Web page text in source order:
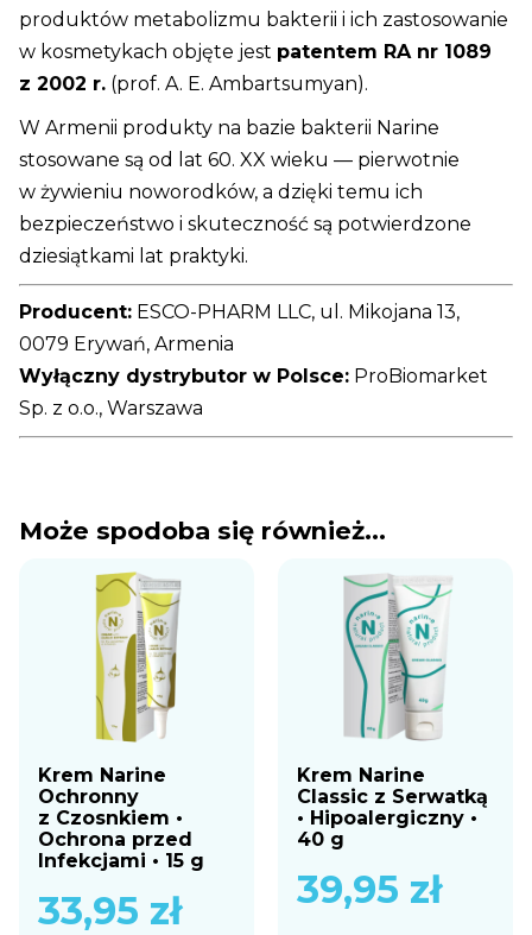
produktów metabolizmu bakterii i ich zastosowanie
w kosmetykach objęte jest patentem RA nr 1089
z 2002 r. (prof. A. E. Ambartsumyan).
W Armenii produkty na bazie bakterii Narine
stosowane są od lat 60. XX wieku — pierwotnie
w żywieniu noworodków, a dzięki temu ich
bezpieczeństwo i skuteczność są potwierdzone
dziesiątkami lat praktyki.
Producent: ESCO-PHARM LLC, ul. Mikojana 13,
0079 Erywań, Armenia
Wyłączny dystrybutor w Polsce: ProBiomarket
Sp. z o.o., Warszawa
Może spodoba się również…
Krem Narine
Ochronny
z Czosnkiem •
Ochrona przed
Infekcjami • 15 g
33,95 zł
Krem Narine
Classic z Serwatką
• Hipoalergiczny •
40 g
39,95 zł